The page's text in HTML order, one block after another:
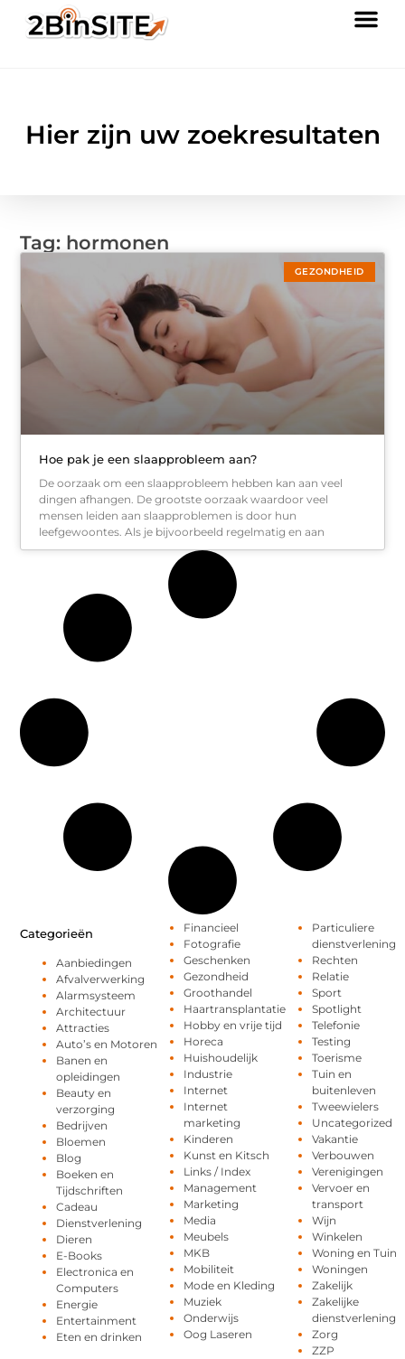
Hier zijn uw zoekresultaten
Tag: hormonen
GEZONDHEID
Hoe pak je een slaapprobleem aan?
De oorzaak om een slaapprobleem hebben kan aan veel
dingen afhangen. De grootste oorzaak waardoor veel
mensen leiden aan slaapproblemen is door hun
leefgewoontes. Als je bijvoorbeeld regelmatig en aan
Categorieën
Aanbiedingen
Afvalverwerking
Alarmsysteem
Architectuur
Attracties
Auto’s en Motoren
Banen en
opleidingen
Beauty en
verzorging
Bedrijven
Bloemen
Blog
Boeken en
Tijdschriften
Cadeau
Dienstverlening
Dieren
E-Books
Electronica en
Computers
Energie
Entertainment
Eten en drinken
Financieel
Fotografie
Geschenken
Gezondheid
Groothandel
Haartransplantatie
Hobby en vrije tijd
Horeca
Huishoudelijk
Industrie
Internet
Internet
marketing
Kinderen
Kunst en Kitsch
Links / Index
Management
Marketing
Media
Meubels
MKB
Mobiliteit
Mode en Kleding
Muziek
Onderwijs
Oog Laseren
Particuliere
dienstverlening
Rechten
Relatie
Sport
Spotlight
Telefonie
Testing
Toerisme
Tuin en
buitenleven
Tweewielers
Uncategorized
Vakantie
Verbouwen
Verenigingen
Vervoer en
transport
Wijn
Winkelen
Woning en Tuin
Woningen
Zakelijk
Zakelijke
dienstverlening
Zorg
ZZP